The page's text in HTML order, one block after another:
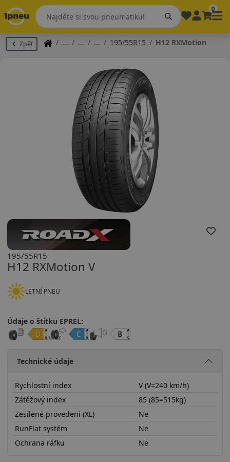
0
Zpět 195/55R15 H12 RXMotion
H12 RXMotion V
195/55R15
LETNÍ PNEU
Údaje o štítku EPREL:
Technické údaje
Rychlostní index
V (V=240 km/h)
Zátěžový index
85 (85=515kg)
Zesílené provedení (XL)
Ne
RunFlat systém
Ne
Ochrana ráfku
Ne